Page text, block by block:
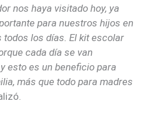
nos haya visitado hoy, ya
para nuestros hijos en
los días. El kit escolar
cada día se van
esto es un beneficio para
más que todo para madres